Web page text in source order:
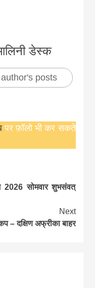
डेस्क
posts
पर फ़ॉलो भी कर सकते
सोमवार शुभसंवत्
Next
– दक्षिण अफ्रीका बाहर